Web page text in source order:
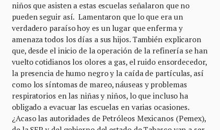
niños que asisten a estas escuelas señalaron que no
pueden seguir así. Lamentaron que lo que era un
verdadero paraíso hoy es un lugar que enferma y
amenaza todos los días a sus hijos. También explicaron
que, desde el inicio de la operación de la refinería se han
vuelto cotidianos los olores a gas, el ruido ensordecedor,
la presencia de humo negro y la caída de partículas, así
como los síntomas de mareo, náuseas y problemas
respiratorios en las niñas y niños, lo que incluso ha
obligado a evacuar las escuelas en varias ocasiones.
¿Acaso las autoridades de Petróleos Mexicanos (Pemex),